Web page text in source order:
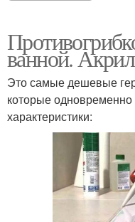
ванной.
Это самые дешевые
которые
характеристики: